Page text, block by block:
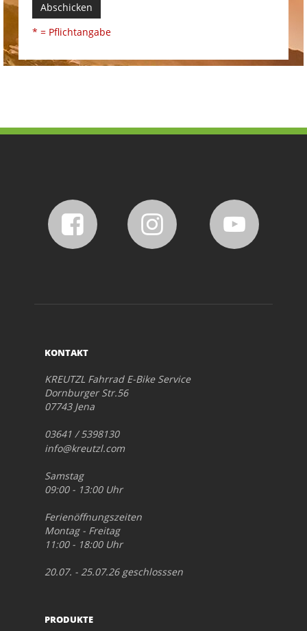
Abschicken
* = Pflichtangabe
KONTAKT
KREUTZL Fahrrad E-Bike Service
Dornburger Str.56
07743 Jena
03641 / 5398130
info@kreutzl.com
Samstag
09:00 - 13:00 Uhr
Ferienöffnungszeiten
Montag - Freitag
11:00 - 18:00 Uhr
20.07. - 25.07.26 geschlosssen
PRODUKTE